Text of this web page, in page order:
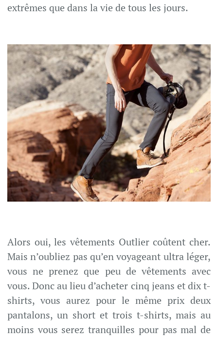
extrêmes que dans la vie de tous les jours.
Alors oui, les vêtements Outlier coûtent cher.
Mais n’oubliez pas qu’en voyageant ultra léger,
vous ne prenez que peu de vêtements avec
vous. Donc au lieu d’acheter cinq jeans et dix t-
shirts, vous aurez pour le même prix deux
pantalons, un short et trois t-shirts, mais au
moins vous serez tranquilles pour pas mal de